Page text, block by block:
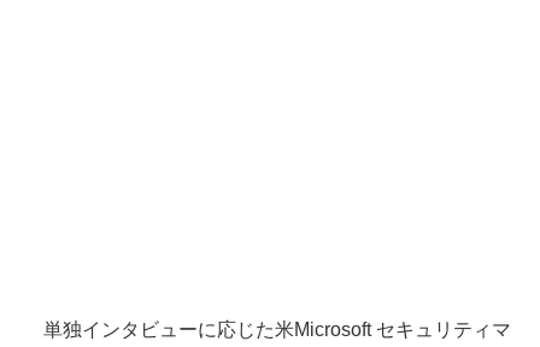
単独インタビューに応じた米Microsoft セキュリティマ